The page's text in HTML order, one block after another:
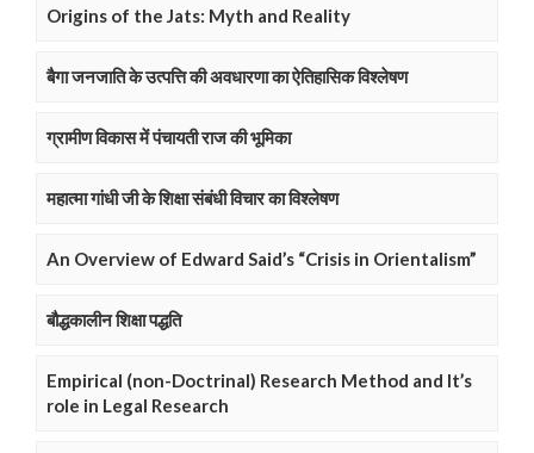
Origins of the Jats: Myth and Reality
बैगा जनजाति के उत्पत्ति की अवधारणा का ऐतिहासिक विश्लेषण
ग्रामीण विकास में पंचायती राज की भूमिका
महात्मा गांधी जी के शिक्षा संबंधी विचार का विश्लेषण
An Overview of Edward Said’s “Crisis in Orientalism”
बौद्धकालीन शिक्षा पद्धति
Empirical (non-Doctrinal) Research Method and It’s
role in Legal Research